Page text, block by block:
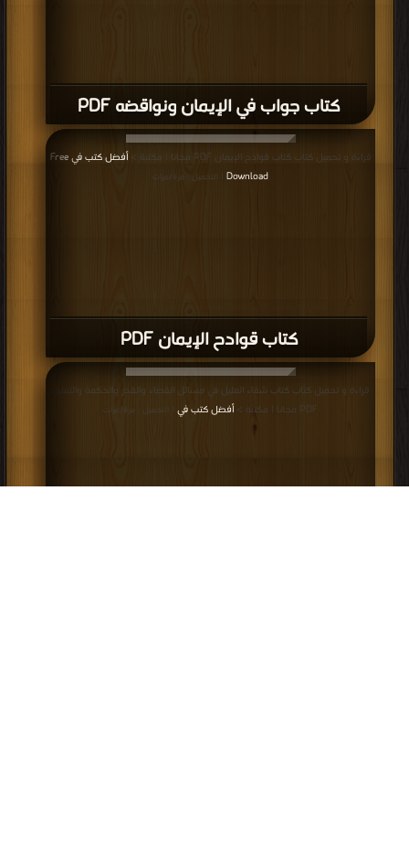
كتاب جواب في الإيمان ونواقضه PDF
كتاب قوادح الإيمان PDF
قراءة و تحميل كتاب كتاب قوادح الإيمان PDF مجانا | مكتبة >
أفضل كتب في Free
Download | التحميل : مرة/مرات
قراءة و تحميل كتاب كتاب شفاء العليل في مسائل القضاء والقدر والحكمة والتعليل
PDF مجانا | مكتبة >
أفضل كتب في | التحميل : مرة/مرات